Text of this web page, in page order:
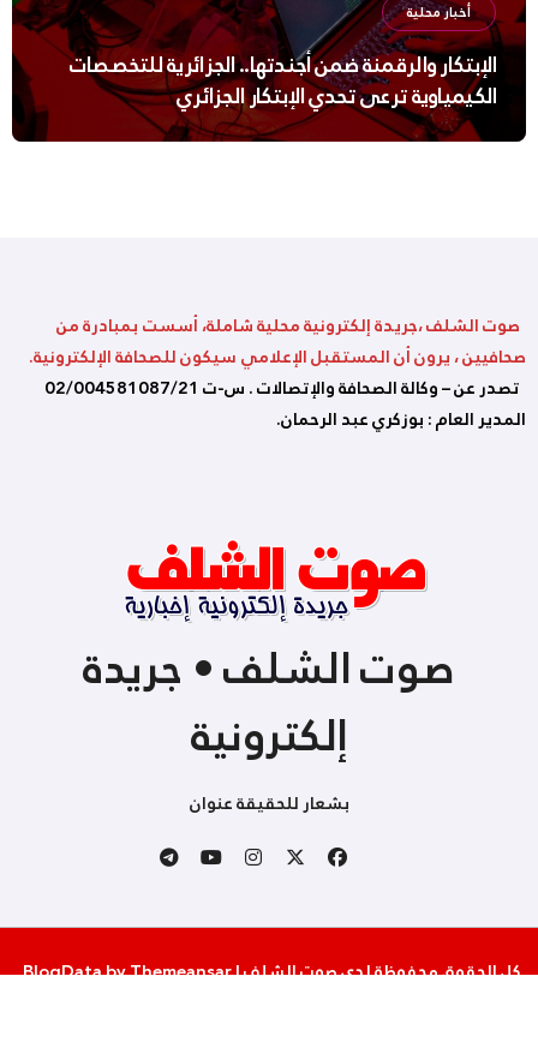
أخبار محلية
الإبتكار والرقمنة ضمن أجندتها.. الجزائرية للتخصصات
الكيمياوية ترعى تحدي الإبتكار الجزائري
صوت الشلف ،جريدة إلكترونية محلية شاملة، أسست بمبادرة من
صحافيين ، يرون أن المستقبل الإعلامي سيكون للصحافة الإلكترونية.
تصدر عن – وكالة الصحافة والإتصالات . س-ت 02/004581087/21
المدير العام : بوزكري عبد الرحمان.
صوت الشلف • جريدة
إلكترونية
بشعار للحقيقة عنوان
كل الحقوق محفوظة لدى صوت الشلف|
BlogDatabyThemeansar
.